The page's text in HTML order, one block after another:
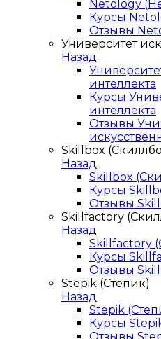
Netology
Курсы
Отзывы
Университет
Назад
интеллекта
Курсы
интеллекта
Отзывы
Skillbox
Назад
Skillbox
Курсы
Отзывы
Skillfactory
Назад
Skillfactory
Курсы
Отзывы
Stepik (Степик)
Назад
Stepik
Курсы